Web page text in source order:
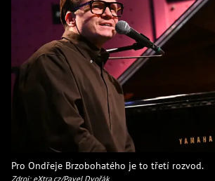
Pro Ondřeje Brzobohatého je to třetí rozvod.
Zdroj: eXtra.cz/Pavel Dvořák